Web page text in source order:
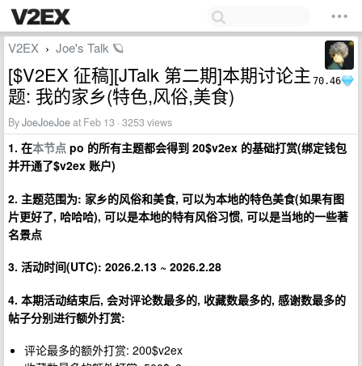
70.46
V2EX › Joe's Talk 🪐
[$V2EX 征稿][JTalk 第二期]本期讨论主
题: 我的家乡(特色,风俗,美食)
ByJoeJoeJoeat Feb 13 · 3253 views
1. 在本节点 po 的所有主题都会得到 20$v2ex 的基础打赏(绑定钱包
并开通了$v2ex 账户)
2. 主题范围为: 家乡的风俗和美食, 可以为本地的特色美食(如果有图
片更好了, 哈哈哈), 可以是本地的特有风俗习惯, 可以是当地的一些著
名景点
3. 活动时间(UTC): 2026.2.13 ~ 2026.2.28
4. 本期活动结束后, 会对评论数最多的, 收藏数最多的, 感谢数最多的
帖子分别进行额外打赏:
评论最多的额外打赏: 200$v2ex